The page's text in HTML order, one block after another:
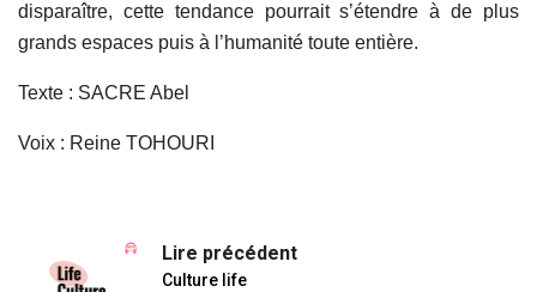
disparaître, cette tendance pourrait s’étendre à de plus
grands espaces puis à l’humanité toute entière.
Texte : SACRE Abel
Voix : Reine TOHOURI
Lire précédent
Culture life